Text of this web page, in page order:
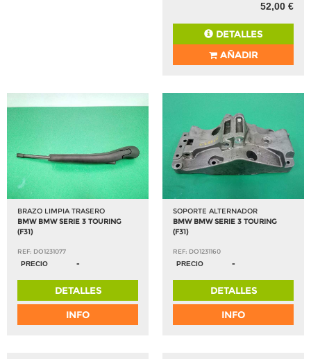
52,00 €
DETALLES
AÑADIR
BRAZO LIMPIA TRASERO
BMW BMW SERIE 3 TOURING
(F31)
REF: DO1231077
PRECIO
-
DETALLES
INFO
SOPORTE ALTERNADOR
BMW BMW SERIE 3 TOURING
(F31)
REF: DO1231160
PRECIO
-
DETALLES
INFO